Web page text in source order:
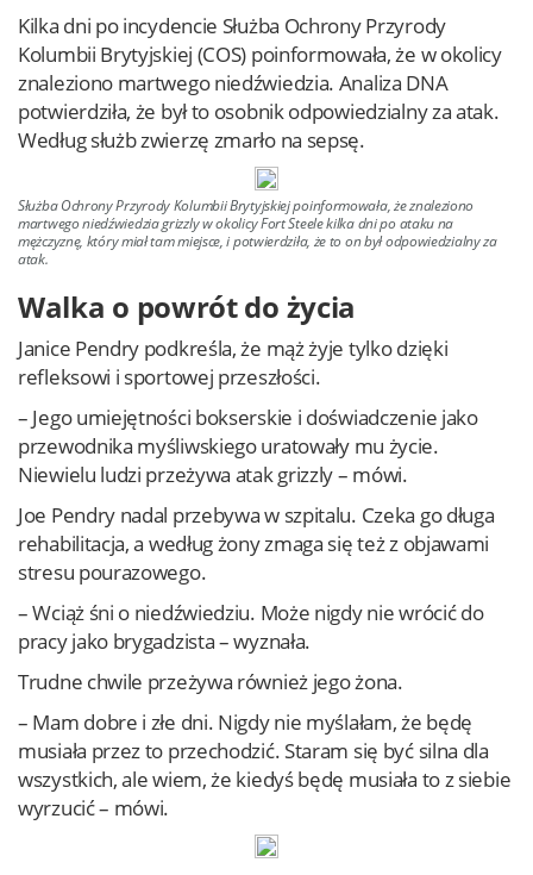
Kilka dni po incydencie Służba Ochrony Przyrody
Kolumbii Brytyjskiej (COS) poinformowała, że w okolicy
znaleziono martwego niedźwiedzia. Analiza DNA
potwierdziła, że był to osobnik odpowiedzialny za atak.
Według służb zwierzę zmarło na sepsę.
Służba Ochrony Przyrody Kolumbii Brytyjskiej poinformowała, że znaleziono
martwego niedźwiedzia grizzly w okolicy Fort Steele kilka dni po ataku na
mężczyznę, który miał tam miejsce, i potwierdziła, że to on był odpowiedzialny za
atak.
Walka o powrót do życia
Janice Pendry podkreśla, że mąż żyje tylko dzięki
refleksowi i sportowej przeszłości.
– Jego umiejętności bokserskie i doświadczenie jako
przewodnika myśliwskiego uratowały mu życie.
Niewielu ludzi przeżywa atak grizzly – mówi.
Joe Pendry nadal przebywa w szpitalu. Czeka go długa
rehabilitacja, a według żony zmaga się też z objawami
stresu pourazowego.
– Wciąż śni o niedźwiedziu. Może nigdy nie wrócić do
pracy jako brygadzista – wyznała.
Trudne chwile przeżywa również jego żona.
– Mam dobre i złe dni. Nigdy nie myślałam, że będę
musiała przez to przechodzić. Staram się być silna dla
wszystkich, ale wiem, że kiedyś będę musiała to z siebie
wyrzucić – mówi.